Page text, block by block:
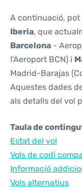
A continuació, pot
Iberia, que
Barcelona -
l'Aeroport BCN) i
Madrid-Barajas
Aquestes dades
als detalls del vol
Taula de
Estat del vol
Vols de codi
Informació
Vols alternatius